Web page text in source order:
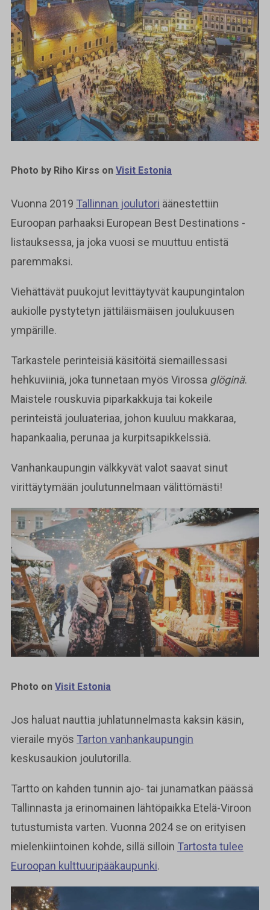
Photo by Riho Kirss on Visit Estonia
Vuonna 2019 Tallinnan joulutori äänestettiin
Euroopan parhaaksi European Best Destinations -
listauksessa, ja joka vuosi se muuttuu entistä
paremmaksi.
Viehättävät puukojut levittäytyvät kaupungintalon
aukiolle pystytetyn jättiläismäisen joulukuusen
ympärille.
Tarkastele perinteisiä käsitöitä siemaillessasi
hehkuviiniä, joka tunnetaan myös Virossa glöginä.
Maistele rouskuvia piparkakkuja tai kokeile
perinteistä jouluateriaa, johon kuuluu makkaraa,
hapankaalia, perunaa ja kurpitsapikkelssiä.
Vanhankaupungin välkkyvät valot saavat sinut
virittäytymään joulutunnelmaan välittömästi!
Photo on Visit Estonia
Jos haluat nauttia juhlatunnelmasta kaksin käsin,
vieraile myös Tarton vanhankaupungin
keskusaukion joulutorilla.
Tartto on kahden tunnin ajo- tai junamatkan päässä
Tallinnasta ja erinomainen lähtöpaikka Etelä-Viroon
tutustumista varten. Vuonna 2024 se on erityisen
mielenkiintoinen kohde, sillä silloin Tartosta tulee
Euroopan kulttuuripääkaupunki.